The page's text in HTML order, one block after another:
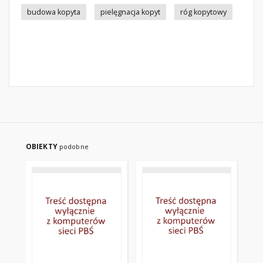
budowa kopyta
pielęgnacja kopyt róg kopytowy
OBIEKTY podobne